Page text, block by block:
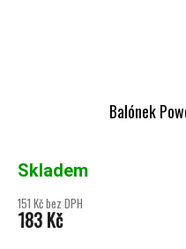
Balónek
Skladem
151 Kč bez DPH
183 Kč